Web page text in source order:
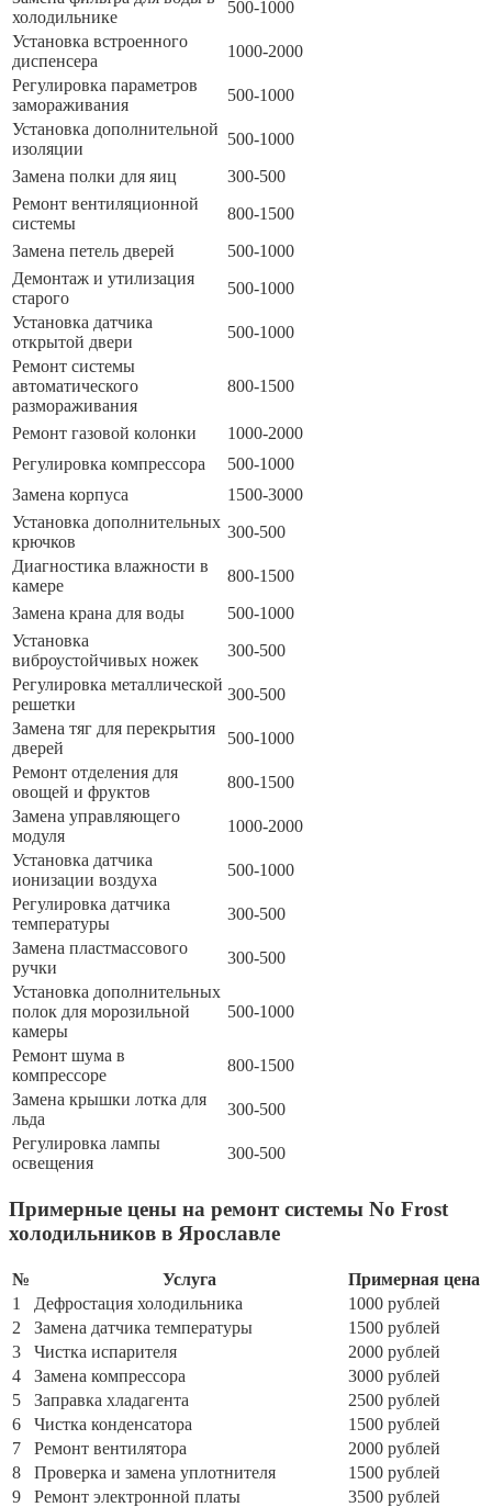
холодильнике
500-1000
Установка встроенного
диспенсера
1000-2000
Регулировка параметров
замораживания
500-1000
Установка дополнительной
изоляции
500-1000
Замена полки для яиц
300-500
Ремонт вентиляционной
системы
800-1500
Замена петель дверей
500-1000
Демонтаж и утилизация
старого
500-1000
Установка датчика
открытой двери
500-1000
Ремонт системы
автоматического
размораживания
800-1500
Ремонт газовой колонки
1000-2000
Регулировка компрессора
500-1000
Замена корпуса
1500-3000
Установка дополнительных
крючков
300-500
Диагностика влажности в
камере
800-1500
Замена крана для воды
500-1000
Установка
виброустойчивых ножек
300-500
Регулировка металлической
решетки
300-500
Замена тяг для перекрытия
дверей
500-1000
Ремонт отделения для
овощей и фруктов
800-1500
Замена управляющего
модуля
1000-2000
Установка датчика
ионизации воздуха
500-1000
Регулировка датчика
температуры
300-500
Замена пластмассового
ручки
300-500
Установка дополнительных
полок для морозильной
камеры
500-1000
Ремонт шума в
компрессоре
800-1500
Замена крышки лотка для
льда
300-500
Регулировка лампы
освещения
300-500
Примерные цены на ремонт системы No Frost
холодильников в Ярославле
№ Услуга
Примерная цена
1
Дефростация холодильника
1000 рублей
2
Замена датчика температуры
1500 рублей
3
Чистка испарителя
2000 рублей
4
Замена компрессора
3000 рублей
5
Заправка хладагента
2500 рублей
6
Чистка конденсатора
1500 рублей
7
Ремонт вентилятора
2000 рублей
8
Проверка и замена уплотнителя
1500 рублей
9
Ремонт электронной платы
3500 рублей